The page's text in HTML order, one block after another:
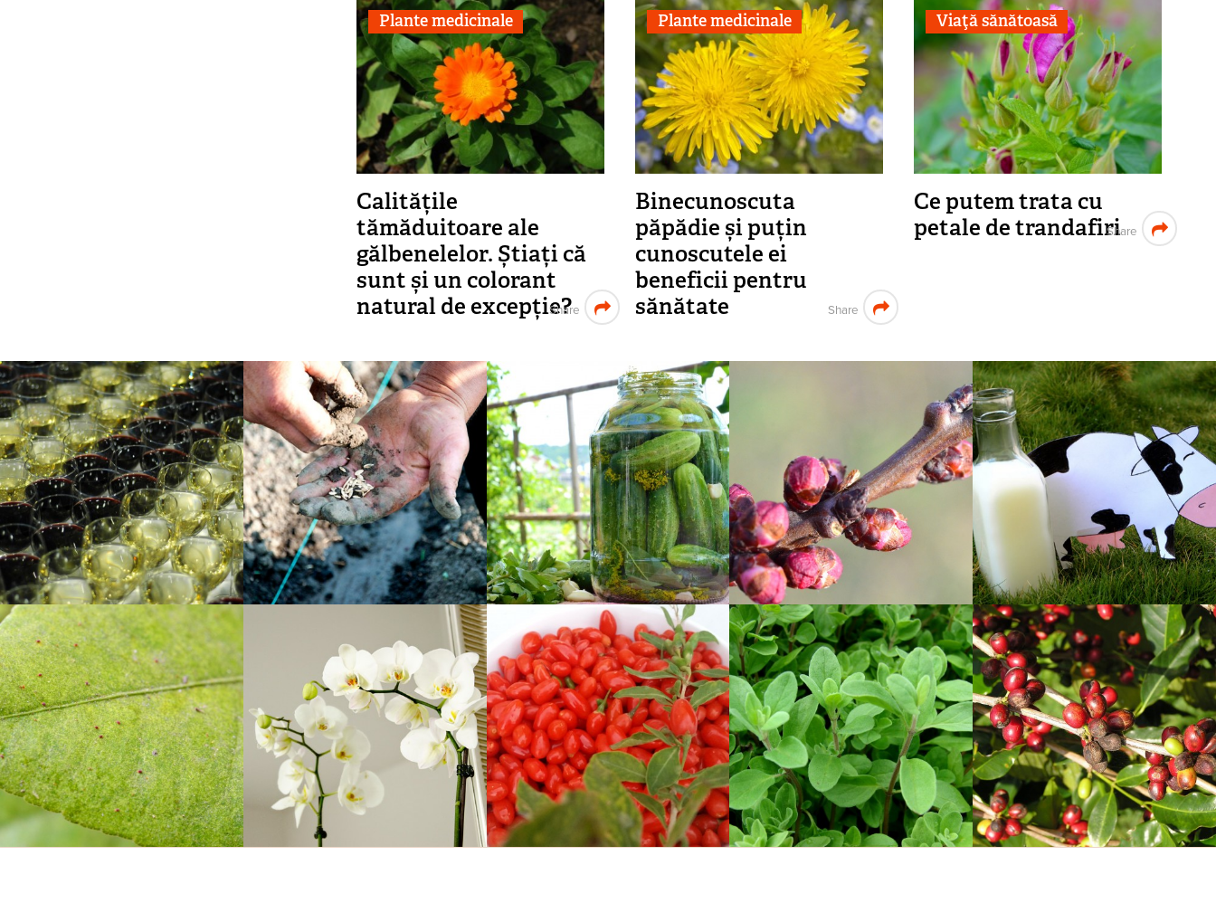
Plante medicinale
Calitățile
tămăduitoare ale
gălbenelelor. Știați că
sunt și un colorant
natural de excepție?
Share
Plante medicinale
Binecunoscuta
păpădie și puțin
cunoscutele ei
beneficii pentru
sănătate
Share
Viaţă sănătoasă
Ce putem trata cu
petale de trandafiriShare